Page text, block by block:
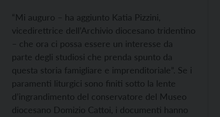
“Mi auguro – ha aggiunto Katia Pizzini,
vicedirettrice dell’Archivio diocesano tridentino
– che ora ci possa essere un interesse da
parte degli studiosi che prenda spunto da
questa storia famigliare e imprenditoriale”. Se i
paramenti liturgici sono finiti sotto la lente
d’ingrandimento del conservatore del Museo
diocesano Domizio Cattoi, i documenti hanno